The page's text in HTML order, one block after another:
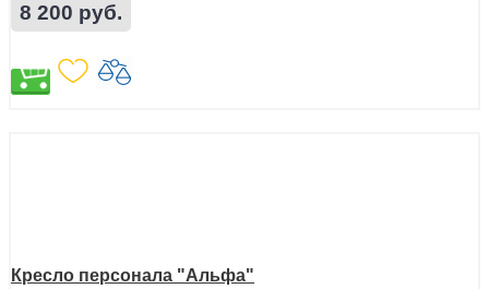
8 200 руб.
Кресло персонала "Альфа"